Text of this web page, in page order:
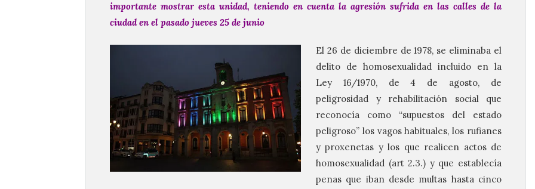
importante mostrar esta unidad, teniendo en cuenta la agresión sufrida en las calles de la
ciudad en el pasado jueves 25 de junio
El 26 de diciembre de 1978, se eliminaba el
delito de homosexualidad incluido en la
Ley 16/1970, de 4 de agosto, de
peligrosidad y rehabilitación social que
reconocía como “supuestos del estado
peligroso” los vagos habituales, los rufianes
y proxenetas y los que realicen actos de
homosexualidad (art 2.3.) y que establecía
penas que iban desde multas hasta cinco